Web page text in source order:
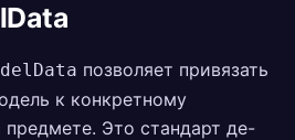
позволяет привязать
к конкретному
Это стандарт де-